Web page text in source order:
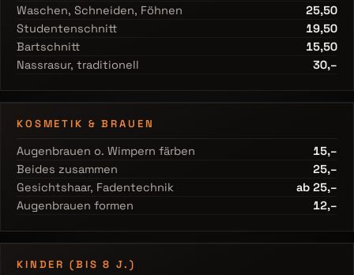
Waschen, Schneiden, Föhnen
25,50
Studentenschnitt
19,50
Bartschnitt
15,50
Nassrasur, traditionell
30,–
KOSMETIK & BRAUEN
Augenbrauen o. Wimpern färben
15,–
Beides zusammen
25,–
Gesichtshaar, Fadentechnik
ab 25,–
Augenbrauen formen
12,–
KINDER (BIS 8 J.)